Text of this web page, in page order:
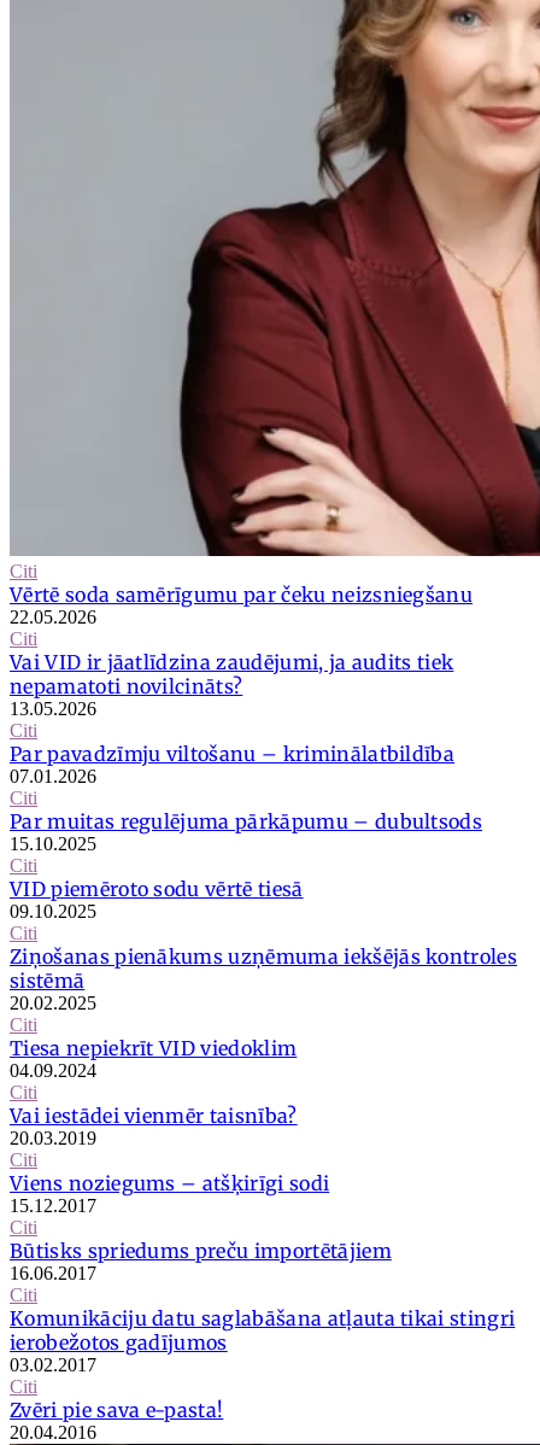
Citi
Vērtē soda samērīgumu par čeku neizsniegšanu
22.05.2026
Citi
Vai VID ir jāatlīdzina zaudējumi, ja audits tiek
nepamatoti novilcināts?
13.05.2026
Citi
Par pavadzīmju viltošanu – kriminālatbildība
07.01.2026
Citi
Par muitas regulējuma pārkāpumu – dubultsods
15.10.2025
Citi
VID piemēroto sodu vērtē tiesā
09.10.2025
Citi
Ziņošanas pienākums uzņēmuma iekšējās kontroles
sistēmā
20.02.2025
Citi
Tiesa nepiekrīt VID viedoklim
04.09.2024
Citi
Vai iestādei vienmēr taisnība?
20.03.2019
Citi
Viens noziegums – atšķirīgi sodi
15.12.2017
Citi
Būtisks spriedums preču importētājiem
16.06.2017
Citi
Komunikāciju datu saglabāšana atļauta tikai stingri
ierobežotos gadījumos
03.02.2017
Citi
Zvēri pie sava e-pasta!
20.04.2016